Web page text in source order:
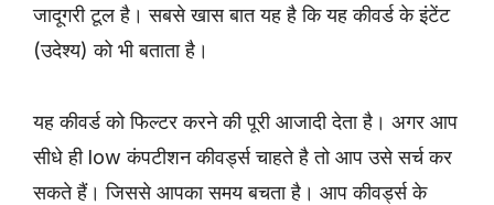
जादूगरी टूल है। सबसे खास बात यह है कि यह कीवर्ड के इंटेंट
(उदेश्य) को भी बताता है।
यह कीवर्ड को फिल्टर करने की पूरी आजादी देता है। अगर आप
सीधे ही low कंपटीशन कीवर्ड्स चाहते है तो आप उसे सर्च कर
सकते हैं। जिससे आपका समय बचता है। आप कीवर्ड्स के